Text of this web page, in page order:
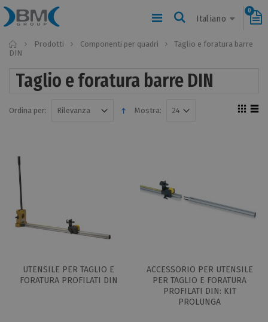
Italiano
0
Home
Prodotti Componenti per quadri
Taglio e foratura barre
DIN
Taglio e foratura barre DIN
Ordina per: Mostra:
UTENSILE PER TAGLIO E
FORATURA PROFILATI DIN
ACCESSORIO PER UTENSILE
PER TAGLIO E FORATURA
PROFILATI DIN: KIT
PROLUNGA